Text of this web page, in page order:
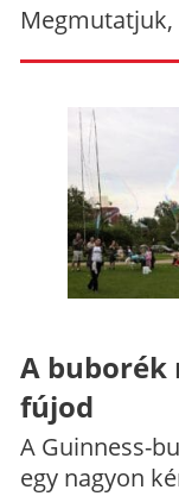
A buborék
fújod
A Guinness-
egy nagyon